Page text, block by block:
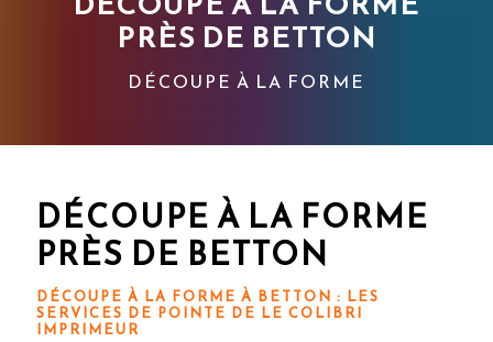
PRÈS DE BETTON
DÉCOUPE À LA FORME
DÉCOUPE À LA FORME
PRÈS DE BETTON
DÉCOUPE À LA FORME À BETTON : LES
SERVICES DE POINTE DE LE COLIBRI
IMPRIMEUR